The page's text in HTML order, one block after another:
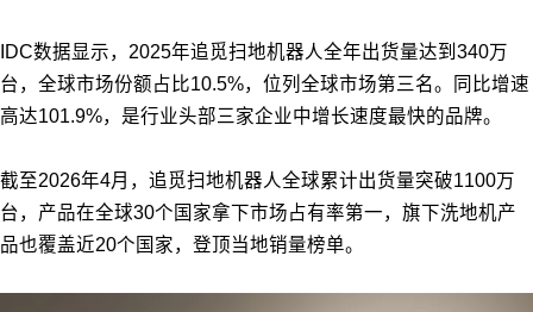
IDC数据显示，2025年追觅扫地机器人全年出货量达到340万
台，全球市场份额占比10.5%，位列全球市场第三名。同比增速
高达101.9%，是行业头部三家企业中增长速度最快的品牌。
截至2026年4月，追觅扫地机器人全球累计出货量突破1100万
台，产品在全球30个国家拿下市场占有率第一，旗下洗地机产
品也覆盖近20个国家，登顶当地销量榜单。